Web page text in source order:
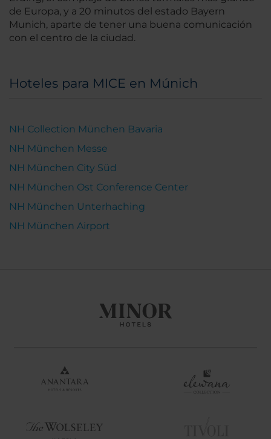
de Europa, y a 20 minutos del estado Bayern
Munich, aparte de tener una buena comunicación
con el centro de la ciudad.
Hoteles para MICE en Múnich
NH Collection München Bavaria
NH München Messe
NH München City Süd
NH München Ost Conference Center
NH München Unterhaching
NH München Airport